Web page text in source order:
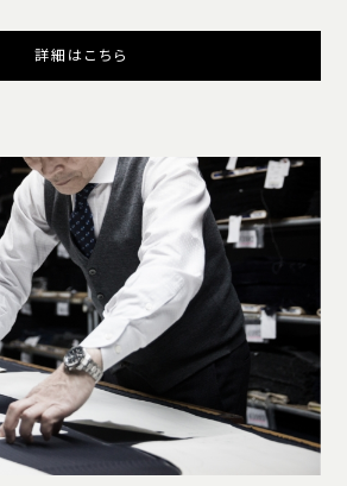
詳細はこちら